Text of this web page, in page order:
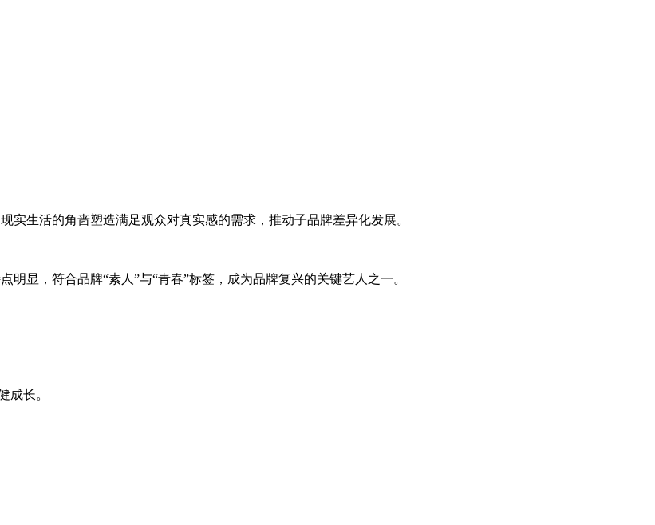
生活的角啬塑造满足观众对真实感的需求，推动子品牌差异化发展。
明显，符合品牌“素人”与“青春”标签，成为品牌复兴的关键艺人之一。
成长。